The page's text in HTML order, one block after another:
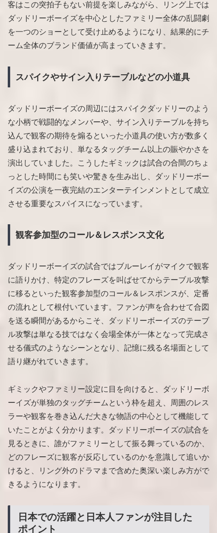
客はこの突拍子もない前提を楽しみながら、リング上では
ダッドリーボーイズを中心としたファミリー全体の乱闘劇
を一つのショーとして受け止めるようになり、結果的にチ
ーム全体のブランド価値が高まっていきます。
スパイクやサイン入りテーブルなどの小道具
ダッドリーボーイズの周辺にはスパイクダッドリーのよう
な小柄で戦闘的なメンバーや、サイン入りテーブルを持ち
込んで観客の期待を煽るといった小道具の使い方が数多く
盛り込まれており、単なるタッグチーム以上の賑やかさを
演出していました。こうしたギミックは試合の合間のちょ
っとした時間にも笑いや驚きを生み出し、ダッドリーボー
イズの公演を一夜完結のエンターテインメントとして成立
させる重要なスパイスになっています。
観客参加型のコール＆レスポンス文化
ダッドリーボーイズの試合ではブルーレイがマイクで観客
に語りかけ、特定のフレーズを叫ばせてからテーブル攻撃
に移るといった観客参加型のコール＆レスポンスが、定番
の流れとして根付いています。ファンが声を合わせて合図
を送る瞬間があるからこそ、ダッドリーボーイズのテーブ
ル攻撃は単なる技ではなく会場全体が一体となって完成さ
せる儀式のようなシーンとなり、記憶に残る名場面として
語り継がれていきます。
ギミックやファミリー設定に目を向けると、ダッドリーボ
ーイズが単独のタッグチームという枠を超え、周囲のレス
ラーや観客を巻き込んだ大きな物語の中心として機能して
いたことがよく分かります。ダッドリーボーイズの試合を
見るときに、誰がファミリーとして振る舞っているのか、
どのフレーズに観客が反応しているのかを意識して追いか
けると、リング外のドラマまで含めた奥深い楽しみ方がで
きるようになります。
日本での活躍と日本人ファンが注目した
ポイント